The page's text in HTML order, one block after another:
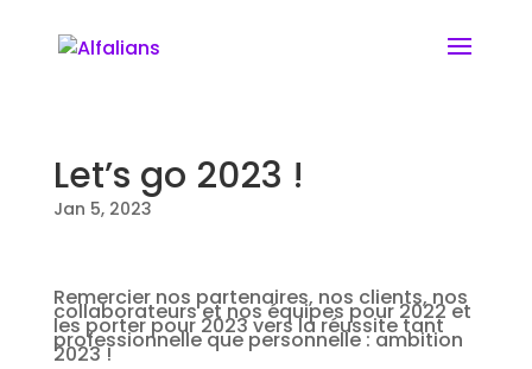
Let’s go 2023 !
Jan 5, 2023
Remercier nos partenaires, nos clients, nos
collaborateurs et nos équipes pour 2022 et
les porter pour 2023 vers la réussite tant
professionnelle que personnelle : ambition
2023 !